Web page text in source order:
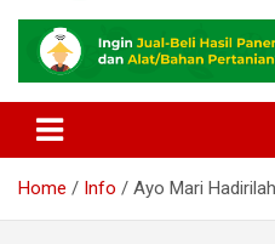
Pak Tani Digital
Home Info Ayo Mari